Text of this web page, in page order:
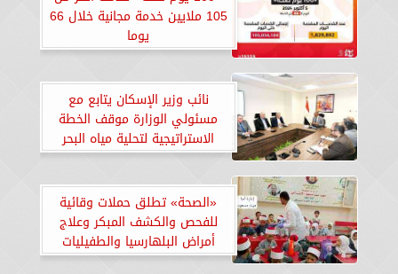
105 ملايين خدمة مجانية خلال 66
يوما
نائب وزير الإسكان يتابع مع
مسئولي الوزارة موقف الخطة
الاستراتيجية لتحلية مياه البحر
«الصحة» تطلق حملات وقائية
للفحص والكشف المبكر وعلاج
أمراض البلهارسيا والطفيليات
المعوية لطلاب المدارس بالمناطق